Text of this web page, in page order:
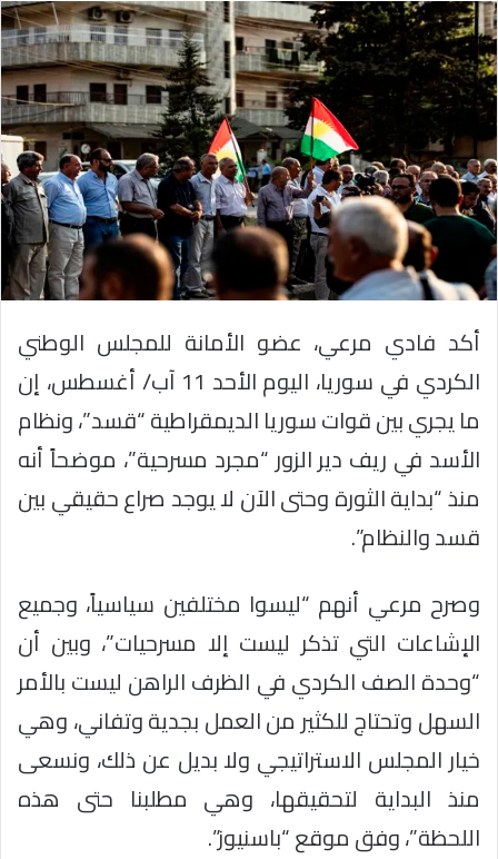
أكد فادي مرعي، عضو الأمانة للمجلس الوطني
الكردي في سوريا، اليوم الأحد 11 آب/ أغسطس، إن
ما يجري بين قوات سوريا الديمقراطية “قسد”، ونظام
الأسد في ريف دير الزور “مجرد مسرحية”، موضحاً أنه
منذ “بداية الثورة وحتى الآن لا يوجد صراع حقيقي بين
قسد والنظام”.
وصرح مرعي أنهم “ليسوا مختلفين سياسياً، وجميع
الإشاعات التي تذكر ليست إلا مسرحيات”، وبين أن
“وحدة الصف الكردي في الظرف الراهن ليست بالأمر
السهل وتحتاج للكثير من العمل بجدية وتفاني، وهي
خيار المجلس الاستراتيجي ولا بديل عن ذلك، ونسعى
منذ البداية لتحقيقها، وهي مطلبنا حتى هذه
اللحظة”، وفق موقع “باسنيوز”.